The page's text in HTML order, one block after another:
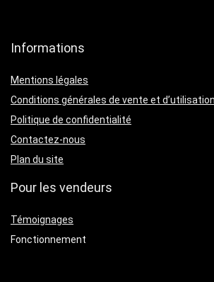
Informations
Mentions légales
Conditions générales de vente et d’utilisation
Politique de confidentialité
Contactez-nous
Plan du site
Pour les vendeurs
Témoignages
Fonctionnement